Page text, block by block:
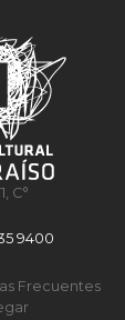
C°
9400
Frecuentes